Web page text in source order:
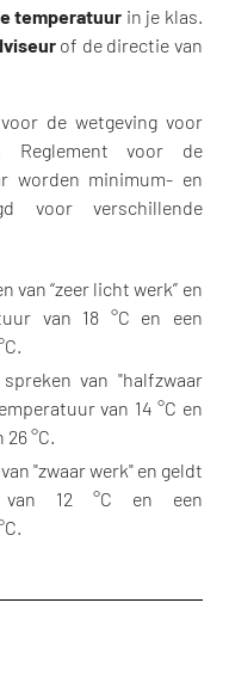
temperatuur in je klas.
of de directie van
de wetgeving voor
Reglement voor de
worden minimum- en
voor verschillende
van “zeer licht werk” en
van 18 °C en een
van "halfzwaar
van 14 °C en
°C.
"zwaar werk" en geldt
van 12 °C en een